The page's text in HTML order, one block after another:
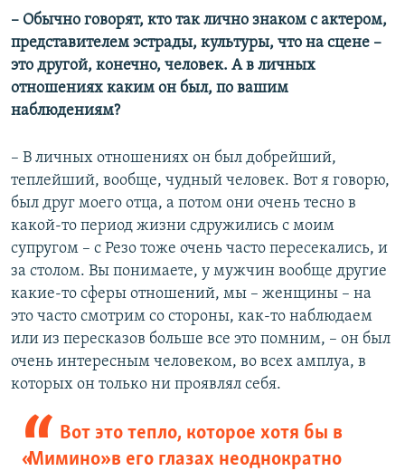
– Обычно говорят, кто так лично знаком с актером,
представителем эстрады, культуры, что на сцене –
это другой, конечно, человек. А в личных
отношениях каким он был, по вашим
наблюдениям?
– В личных отношениях он был добрейший,
теплейший, вообще, чудный человек. Вот я говорю,
был друг моего отца, а потом они очень тесно в
какой-то период жизни сдружились с моим
супругом – с Резо тоже очень часто пересекались, и
за столом. Вы понимаете, у мужчин вообще другие
какие-то сферы отношений, мы – женщины – на
это часто смотрим со стороны, как-то наблюдаем
или из пересказов больше все это помним, – он был
очень интересным человеком, во всех амплуа, в
которых он только ни проявлял себя.
Вот это тепло, которое хотя бы в
«Мимино» в его глазах неоднократно